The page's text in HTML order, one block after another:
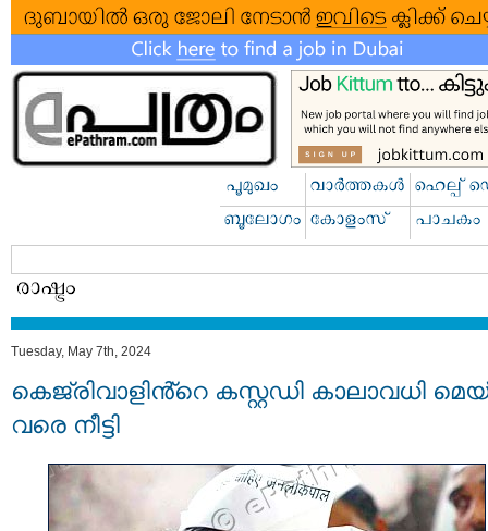
Tuesday, May 7th, 2024
കെജ്രിവാളിൻ്റെ കസ്റ്റഡി കാലാവധി മെയ്
വരെ നീട്ടി